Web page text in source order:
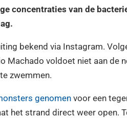
concentraties van de
bekend via Instagram.
Machado voldoet niet aan de
zwemmen.
genomen voor een
het strand direct weer open.